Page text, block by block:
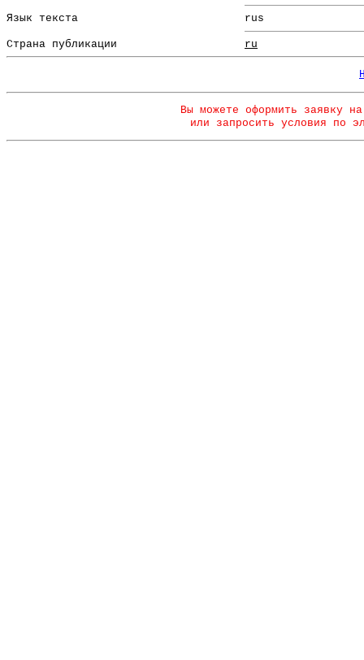
Язык текста rus
Страна публикации ru
Вы можете оформить заявку
или запросить условия по